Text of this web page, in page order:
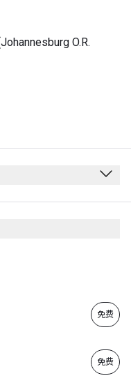
O.R.
10:00 - 22:00
10:00 - 22:00
10:00 - 22:00
免费
免费